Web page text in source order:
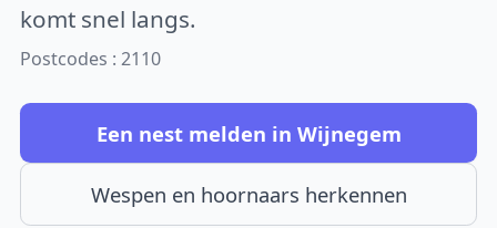
komt snel langs.
Postcodes : 2110
Een nest melden in Wijnegem
Wespen en hoornaars herkennen